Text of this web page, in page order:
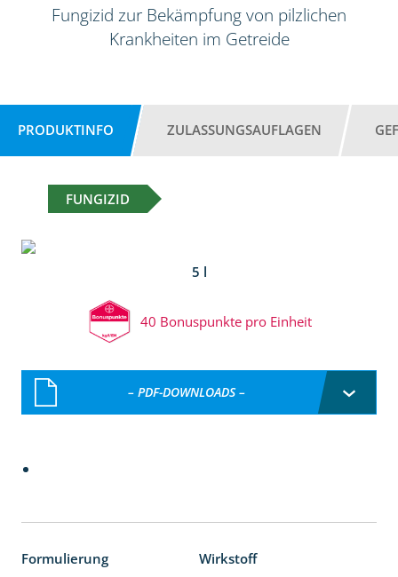
Fungizid zur Bekämpfung von pilzlichen
Krankheiten im Getreide
PRODUKTINFO ZULASSUNGSAUFLAGEN
FUNGIZID
5 l
40 Bonuspunkte pro Einheit
– PDF-DOWNLOADS –
Formulierung Wirkstoff